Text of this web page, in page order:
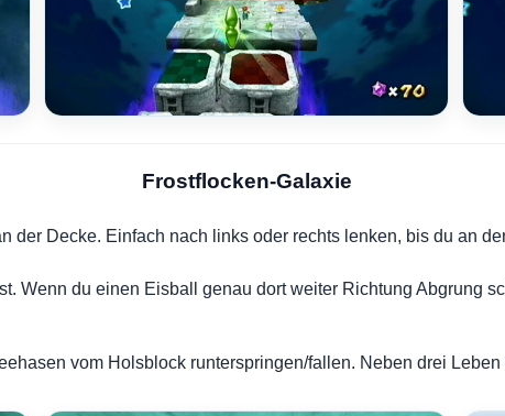
Frostflocken-Galaxie
der Decke. Einfach nach links oder rechts lenken, bis du an
Wenn du einen Eisball genau dort weiter Richtung Abgrung
vom Holsblock runterspringen/fallen. Neben drei